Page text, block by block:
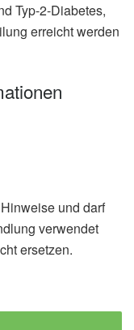
Typ-2-Diabetes,
erreicht werden
in people with type
und darf
verwendet
ersetzen.